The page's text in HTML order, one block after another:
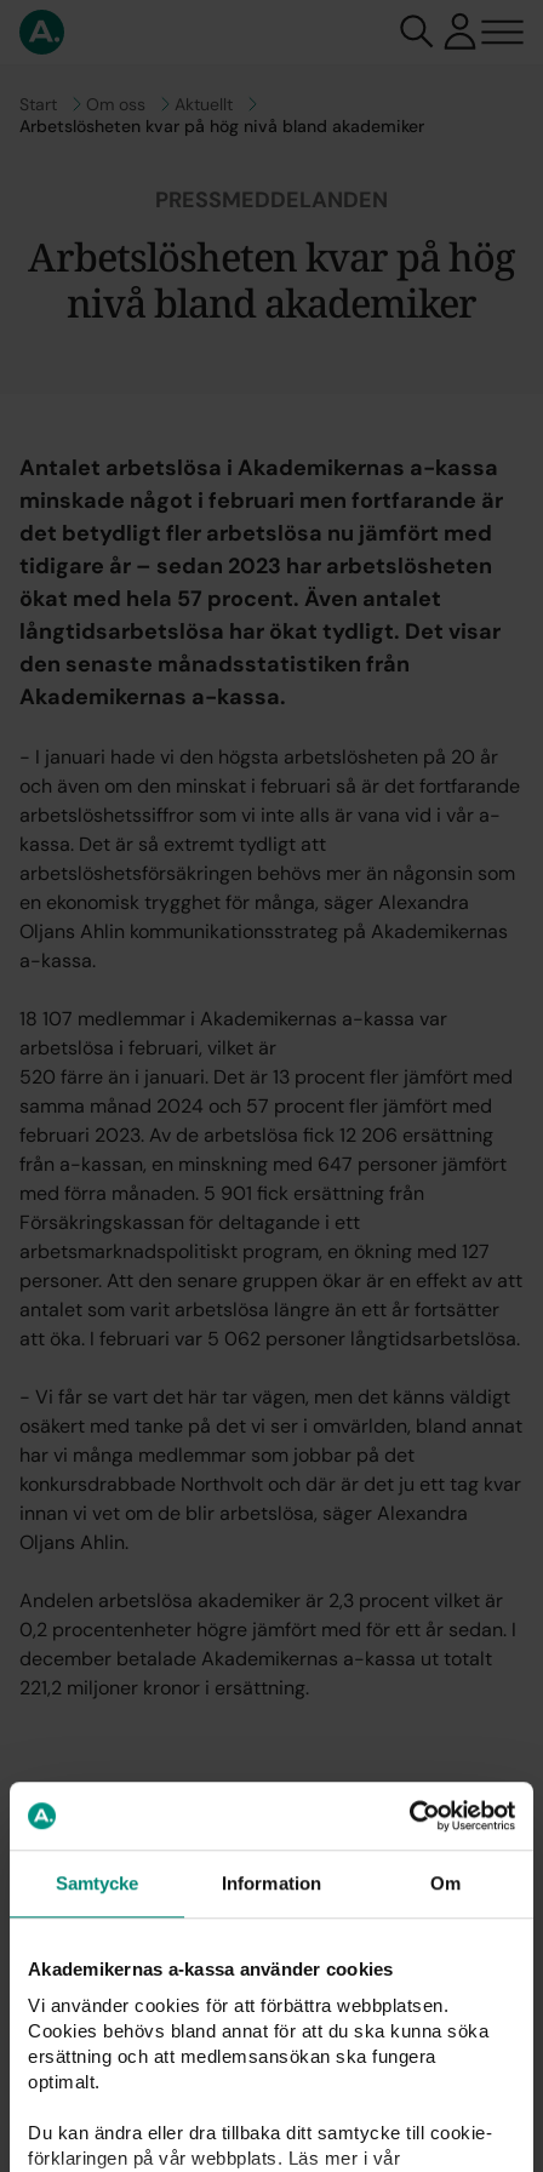
Samtycke Information Om
Akademikernas a-kassa använder cookies
Vi använder cookies för att förbättra webbplatsen.
Cookies behövs bland annat för att du ska kunna söka
ersättning och att medlemsansökan ska fungera
optimalt.
Du kan ändra eller dra tillbaka ditt samtycke till cookie-
förklaringen på vår webbplats. Läs mer i vår
Gå till
Start Gå till
Om oss Gå till
Aktuellt
Arbetslösheten kvar på hög nivå bland akademiker
PRESSMEDDELANDEN
Arbetslösheten kvar på hög
nivå bland akademiker
Antalet arbetslösa i Akademikernas a-kassa
minskade något i februari men fortfarande är
det betydligt fler arbetslösa nu jämfört med
tidigare år – sedan 2023 har arbetslösheten
ökat med hela 57 procent. Även antalet
långtidsarbetslösa har ökat tydligt. Det visar
den senaste månadsstatistiken från
Akademikernas a-kassa.
− I januari hade vi den högsta arbetslösheten på 20 år
och även om den minskat i februari så är det fortfarande
arbetslöshetssiffror som vi inte alls är vana vid i vår a-
kassa. Det är så extremt tydligt att
arbetslöshetsförsäkringen behövs mer än någonsin som
en ekonomisk trygghet för många, säger Alexandra
Oljans Ahlin kommunikationsstrateg på Akademikernas
a-kassa.
18 107 medlemmar i Akademikernas a-kassa var
arbetslösa i februari, vilket är
520 färre än i januari. Det är 13 procent fler jämfört med
samma månad 2024 och 57 procent fler jämfört med
februari 2023. Av de arbetslösa fick 12 206 ersättning
från a-kassan, en minskning med 647 personer jämfört
med förra månaden. 5 901 fick ersättning från
Försäkringskassan för deltagande i ett
arbetsmarknadspolitiskt program, en ökning med 127
personer. Att den senare gruppen ökar är en effekt av att
antalet som varit arbetslösa längre än ett år fortsätter
att öka. I februari var 5 062 personer långtidsarbetslösa.
− Vi får se vart det här tar vägen, men det känns väldigt
osäkert med tanke på det vi ser i omvärlden, bland annat
har vi många medlemmar som jobbar på det
konkursdrabbade Northvolt och där är det ju ett tag kvar
innan vi vet om de blir arbetslösa, säger Alexandra
Oljans Ahlin.
Andelen arbetslösa akademiker är 2,3 procent vilket är
0,2 procentenheter högre jämfört med för ett år sedan. I
december betalade Akademikernas a-kassa ut totalt
221,2 miljoner kronor i ersättning.
Akademikernas a-kassa februari (februari 2024)
Antal medlemmar: 790 158 (775 211)
Antal arbetslösa: 18 107 (16 063)
- därav antal ersättningstagare (a-kassa): 12 206 (10
- därav antal programdeltagare: 5 901 (5 189)
Antal långtidsarbetslösa (mer än ett år) 5 062 (3 915)
Andel långtidsarbetslösa (mer än ett år) 28 % (24 %)
Utbetald ersättning: 221,2 miljoner kronor (227,6 mkr)
(fyra utbetalningsdagar i februari 2025, fem i februari
2024)
Hela statistiken